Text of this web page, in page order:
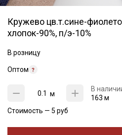
Кружево цв.т.сине-
хлопок-90%, п/э-10%
В розницу
Оптом
м
В
163 м
Стоимость — 5 руб